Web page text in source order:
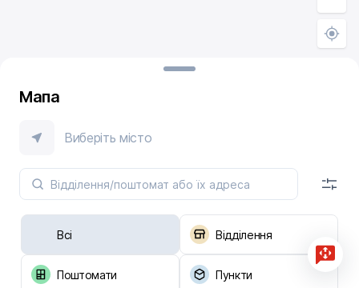
Мапа
Виберіть місто
Всі Відділення
Поштомати Пункти